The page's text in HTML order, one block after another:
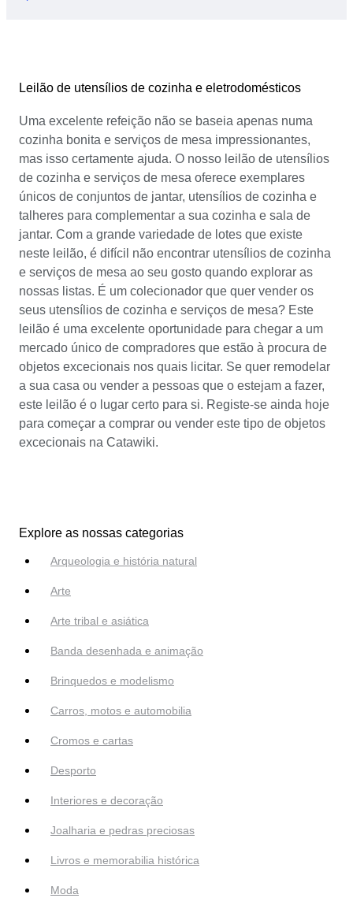
Leilão de utensílios de cozinha e eletrodomésticos
Uma excelente refeição não se baseia apenas numa
cozinha bonita e serviços de mesa impressionantes,
mas isso certamente ajuda. O nosso leilão de utensílios
de cozinha e serviços de mesa oferece exemplares
únicos de conjuntos de jantar, utensílios de cozinha e
talheres para complementar a sua cozinha e sala de
jantar. Com a grande variedade de lotes que existe
neste leilão, é difícil não encontrar utensílios de cozinha
e serviços de mesa ao seu gosto quando explorar as
nossas listas. É um colecionador que quer vender os
seus utensílios de cozinha e serviços de mesa? Este
leilão é uma excelente oportunidade para chegar a um
mercado único de compradores que estão à procura de
objetos excecionais nos quais licitar. Se quer remodelar
a sua casa ou vender a pessoas que o estejam a fazer,
este leilão é o lugar certo para si. Registe-se ainda hoje
para começar a comprar ou vender este tipo de objetos
excecionais na Catawiki.
Explore as nossas categorias
Arqueologia e história natural
Arte
Arte tribal e asiática
Banda desenhada e animação
Brinquedos e modelismo
Carros, motos e automobilia
Cromos e cartas
Desporto
Interiores e decoração
Joalharia e pedras preciosas
Livros e memorabilia histórica
Moda